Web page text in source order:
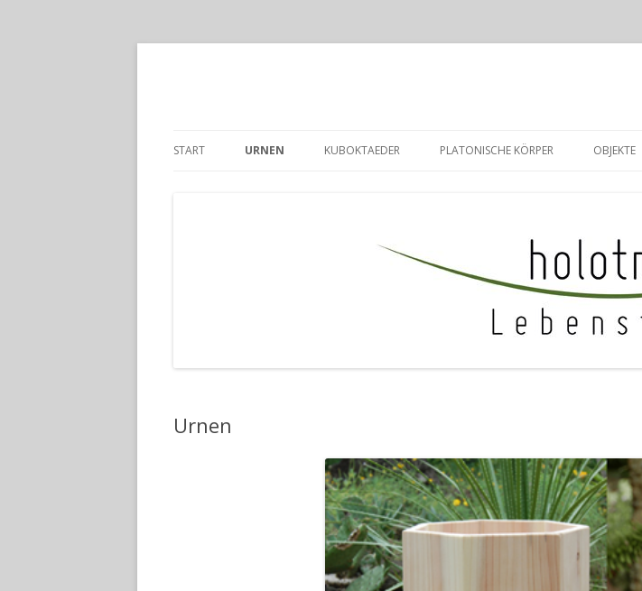
Inhalt
START URNEN KUBOKTAEDER PLATONISCHE KÖRPER OBJEKTE
Urnen